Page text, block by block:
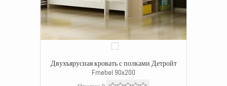
Двухъярусная кровать с полками Детройт
Fmebel 90x200